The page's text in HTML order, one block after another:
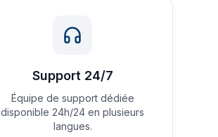
Support 24/7
Équipe de support dédiée
disponible 24h/24 en plusieurs
langues.